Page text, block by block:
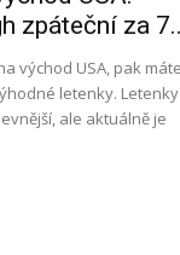
práce,
zpáteční za
východ USA, pak
letenky. Letenky
ale aktuálně je